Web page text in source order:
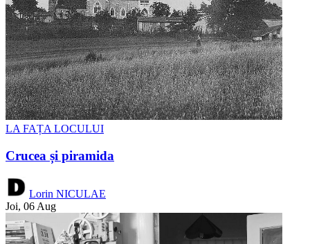
LA FAȚA LOCULUI
Crucea și piramida
Lorin NICULAE
Joi, 06 Aug